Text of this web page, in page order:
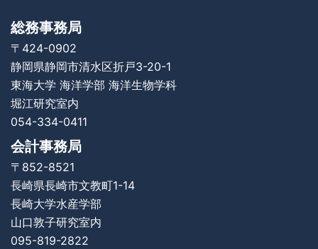
総務事務局
〒424-0902
静岡県静岡市清水区折戸3-20-1
東海大学 海洋学部 海洋生物学科
堀江研究室内
054-334-0411
会計事務局
〒852-8521
長崎県長崎市文教町1-14
長崎大学水産学部
山口敦子研究室内
095-819-2822